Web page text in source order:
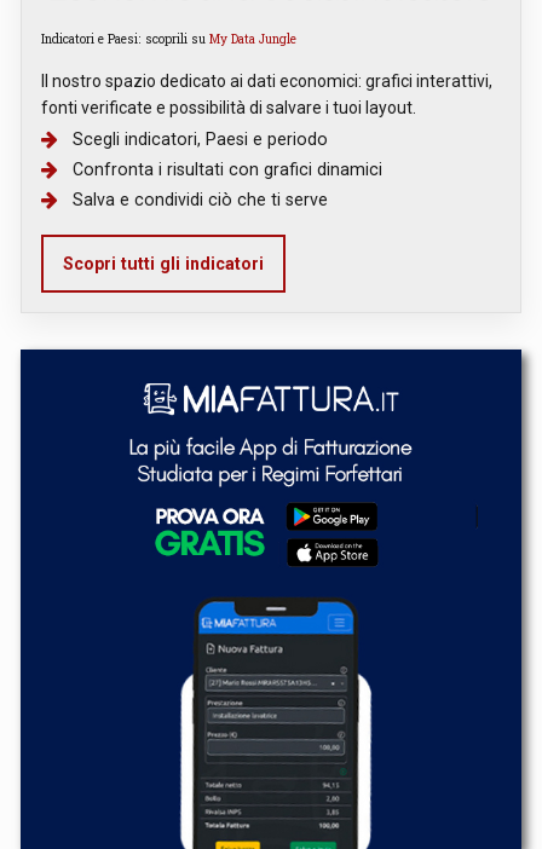
Indicatori e Paesi: scoprili su My Data Jungle
Il nostro spazio dedicato ai dati economici: grafici interattivi,
fonti verificate e possibilità di salvare i tuoi layout.
Scegli indicatori, Paesi e periodo
Confronta i risultati con grafici dinamici
Salva e condividi ciò che ti serve
Scopri tutti gli indicatori